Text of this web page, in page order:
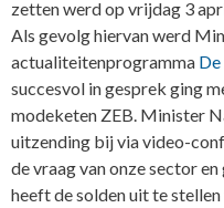
zetten werd op vrijdag 3
Als gevolg hiervan werd
actualiteitenprogramma
succesvol in gesprek ging
modeketen ZEB. Minister
uitzending bij via video-
de vraag van onze sector
heeft de solden uit te